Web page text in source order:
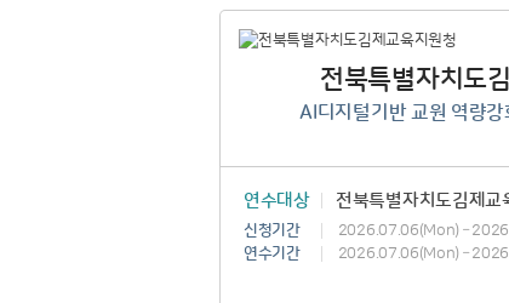
전북특별자치도
AI디지털기반 교원 역량
연수대상 전북특별자치도김제교육
신청기간
2026.07.06(Mon) –
연수기간
2026.07.06(Mon) –